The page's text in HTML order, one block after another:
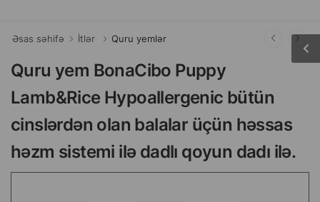
Əsas səhifə İtlər Quru yemlər
Quru yem BonaCibo Puppy
Lamb&Rice Hypoallergenic bütün
cinslərdən olan balalar üçün həssas
həzm sistemi ilə dadlı qoyun dadı ilə.